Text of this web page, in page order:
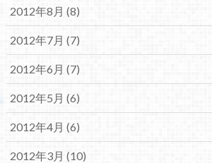
2012年8月 (8)
2012年7月 (7)
2012年6月 (7)
2012年5月 (6)
2012年4月 (6)
2012年3月 (10)